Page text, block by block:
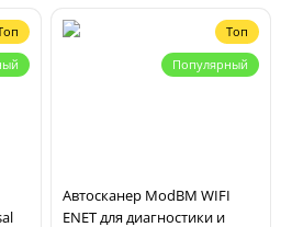
Топ
Популярный
Автосканер ModBM WIFI
ENET для диагностики и